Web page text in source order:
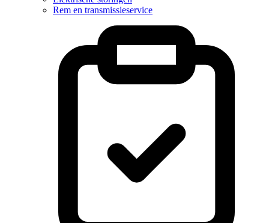
Rem en transmissieservice